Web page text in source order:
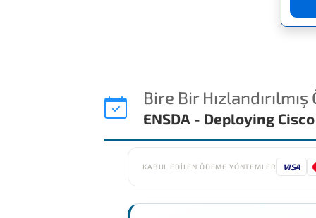
Bire Bir
ENSDA - Deploying
KABUL EDILEN ÖDEME YÖNTEMLER VISA